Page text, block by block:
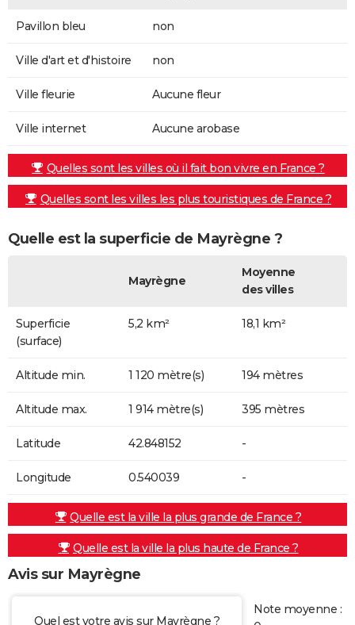
Pavillon bleu non
Ville d'art et d'histoire non
Ville fleurie Aucune fleur
Ville internet Aucune arobase
Quelles sont les villes où il fait bon vivre en France ?
Quelles sont les villes les plus touristiques de France ?
Quelle est la superficie de Mayrègne ?
Mayrègne
Moyenne
des villes
Superficie
(surface)
5,2 km² 18,1 km²
Altitude min. 1 120 mètre(s) 194 mètres
Altitude max. 1 914 mètre(s) 395 mètres
Latitude 42.848152 -
Longitude 0.540039 -
Quelle est la ville la plus grande de France ?
Quelle est la ville la plus haute de France ?
Avis sur Mayrègne
Quel est votre avis sur Mayrègne ?
Note moyenne :